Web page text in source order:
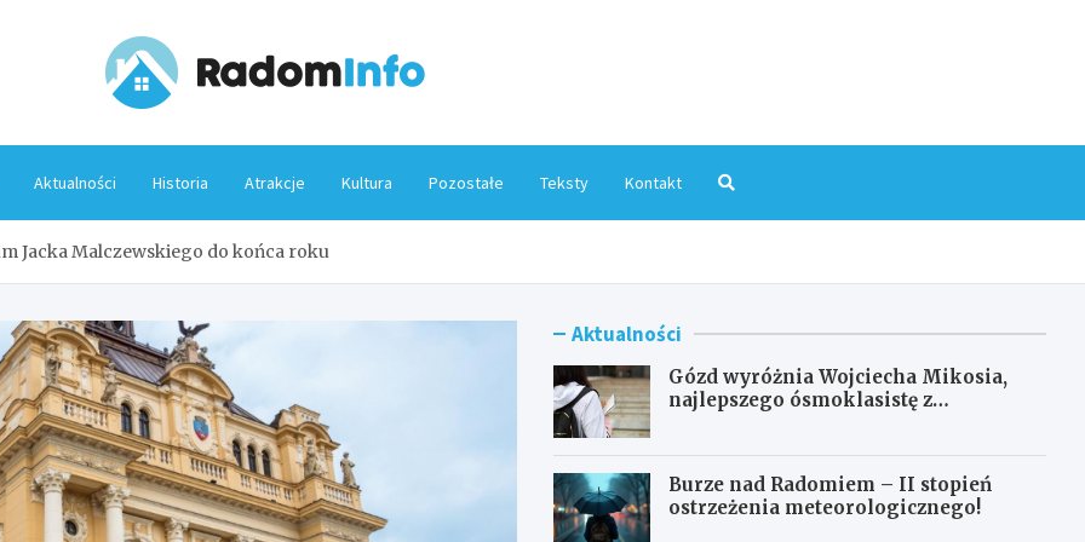
Aktualności Historia Atrakcje Kultura Pozostałe Teksty Kontakt
Jacka Malczewskiego do końca roku
Aktualności
Gózd wyróżnia Wojciecha Mikosia,
najlepszego ósmoklasistę z
Burze nad Radomiem – II stopień
ostrzeżenia meteorologicznego!